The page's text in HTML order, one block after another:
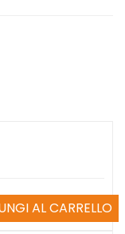
AL CARRELLO